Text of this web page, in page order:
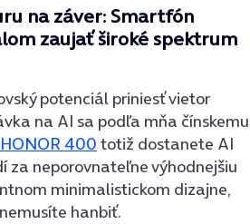
na záver: Smartfón
zaujať široké spektrum
potenciál priniesť vietor
na AI sa podľa mňa čínskemu
400totiž dostanete AI
za neporovnateľne výhodnejšiu
minimalistickom dizajne,
hanbiť.